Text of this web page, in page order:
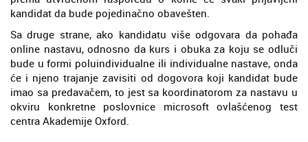
kandidat da bude pojedinačno obavešten.
Sa druge strane, ako kandidatu više odgovara da pohađa
online nastavu, odnosno da kurs i obuka za koju se odluči
bude u formi poluindividualne ili individualne nastave, onda
će i njeno trajanje zavisiti od dogovora koji kandidat bude
imao sa predavačem, to jest sa koordinatorom za nastavu u
okviru konkretne poslovnice microsoft ovlašćenog test
centra Akademije Oxford.